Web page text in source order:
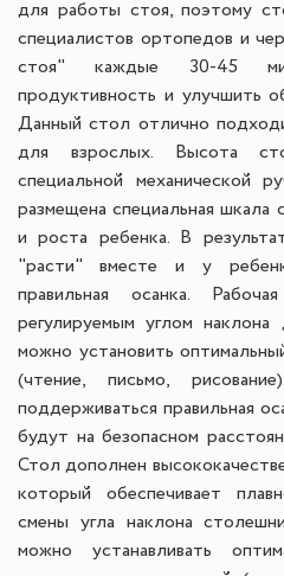
для работы стоя, поэтому
специалистов ортопедов и
стоя" каждые 30-45
продуктивность и улучшить
Данный стол отлично
для взрослых. Высота
специальной механической
размещена специальная
и роста ребенка. В
"расти" вместе и у
правильная осанка.
регулируемым углом
можно установить
(чтение, письмо,
поддерживаться правильная
будут на безопасном
Стол дополнен
который обеспечивает
смены угла наклона
можно устанавливать